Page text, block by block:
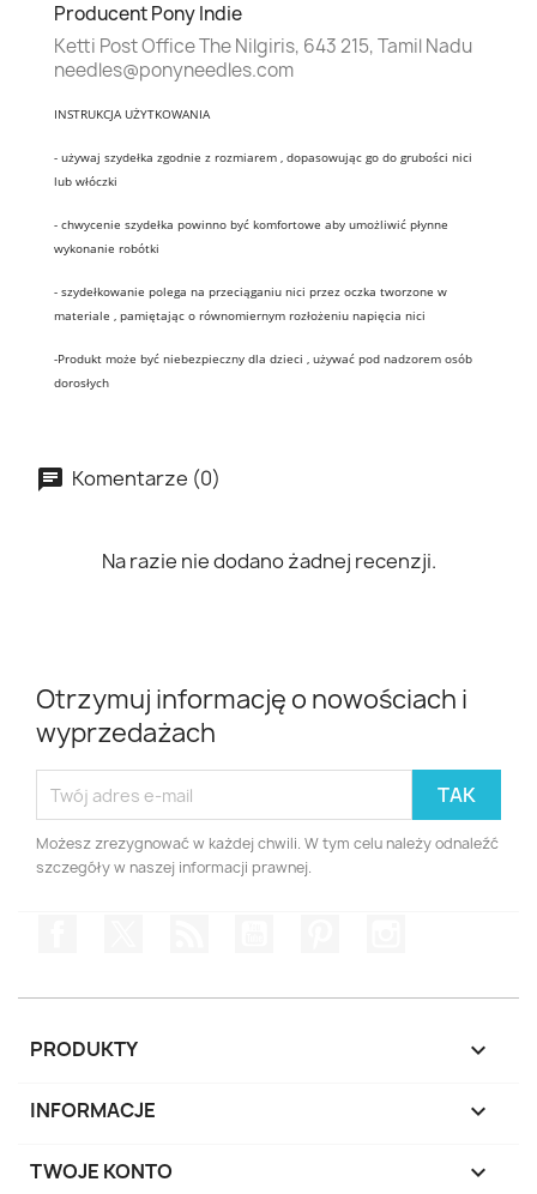
Producent PonyIndie
Ketti Post Office The Nilgiris, 643 215, Tamil Nadu
needles@ponyneedles.com
INSTRUKCJA UŻYTKOWANIA
- używaj szydełka zgodnie z rozmiarem , dopasowując go do grubości nici
lub włóczki
- chwycenie szydełka powinno być komfortowe aby umożliwić płynne
wykonanie robótki
- szydełkowanie polega na przeciąganiu nici przez oczka tworzone w
materiale , pamiętając o równomiernym rozłożeniu napięcia nici
-Produkt może być niebezpieczny dla dzieci , używać pod nadzorem osób
dorosłych
Komentarze (0)
Na razie nie dodano żadnej recenzji.
Otrzymuj informację o nowościach i
wyprzedażach
Możesz zrezygnować w każdej chwili. W tym celu należy odnaleźć
szczegóły w naszej informacji prawnej.
PRODUKTY 
INFORMACJE 
TWOJE KONTO 